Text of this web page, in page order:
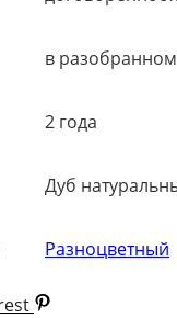
в
2 года
Дуб
Разноцветный